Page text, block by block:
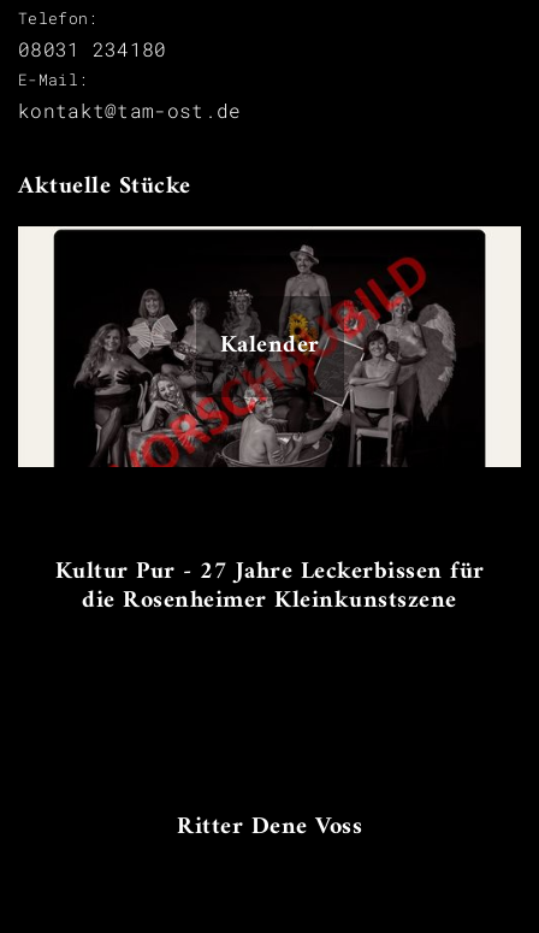
Telefon:
08031 234180
E-Mail:
kontakt@tam-ost.de
Aktuelle Stücke
Kalender
Kultur Pur - 27 Jahre Leckerbissen für
die Rosenheimer Kleinkunstszene
Ritter Dene Voss